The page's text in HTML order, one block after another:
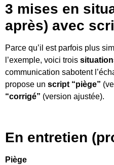
3 mises en
après) avec
Parce qu’il est parfois plus
l’exemple, voici trois
communication sabotent
propose un script “piège”
“corrigé” (version ajustée).
En entretien
Piège